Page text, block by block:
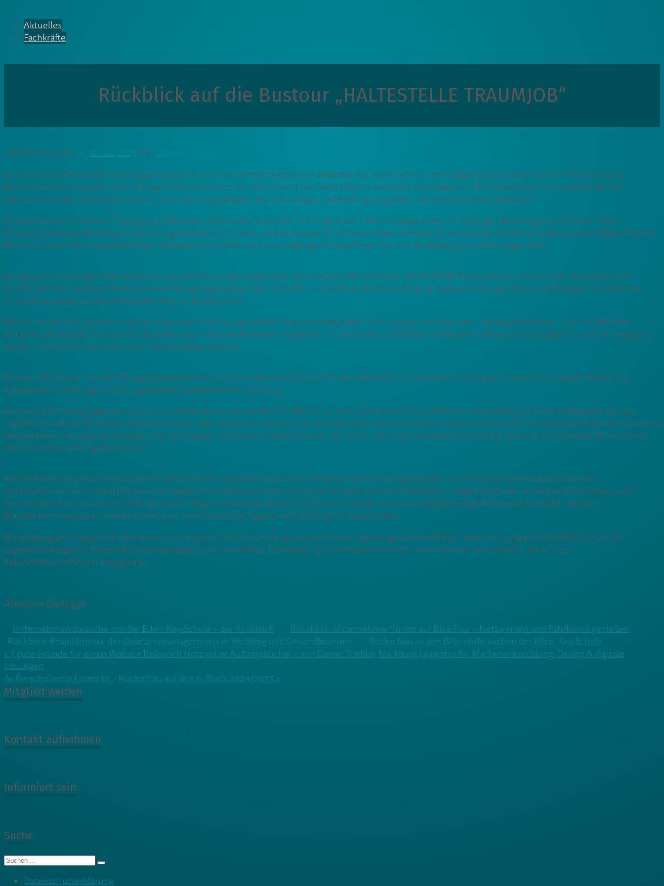
Aktuelles
Fachkräfte
Rückblick auf die Bustour „HALTESTELLE TRAUMJOB“
Veröffentlicht am von
Ist nicht jeder Betrieb mit seiner ganz spezifischen Unternehmenskultur, jede Branche mit ihren beruflichen Aufgaben, ein Kosmos für sich? Wie soll dann
Berufsorientierung aussehen, die jungen Menschen kurz vor dem Eintritt ins Erwerbsleben wirklich eine erfolgreiche Entscheidung für diesen oder jenen
Karriereweg erleichtert? Wie kann es Unternehmen gelingen, ihre zukünftigen Fachkräfte ganz gezielt und persönlich anzusprechen?
Gute Antworten auf diese Fragen gab die Bustour „Haltestelle Traumjob“, ein Projekt des FKUs in Kooperation mit der Jugendberufsagentur Friedrichshain-
Kreuzberg und dem Bezirksamt. Sie bot Jugendlichen aus den 9. und 10. Klassen aus Friedrichshain-Kreuzberg wertvolle Einblicke in die Berufswelt. Dabei öffneten
Berliner Unternehmen aus vielfältigen Branchen ihre Türen, um wissbegierige Schüler*innen für ihre Ausbildungsberufe zu begeistern.
Los ging es an der Jugendberufsagentur, wo zwei Busse die neugierigen Nachwuchskräfte abholten. Mit der BASF Services Europe GmbH, der Gerüstbau Tisch
GmbH, der Koch Automobile AG und der K.Rogge Spezialbau GmbH nutzten vier Berliner Betriebe die gute Chance, mit Jugendlichen ins Gespräch zu kommen
und sich als attraktive Ausbildungsbetriebe zu präsentieren.
Bei der ersten Schülergruppe lag der Schwerpunkt auf ausgewählten Handwerksberufen. Für sie ging es zunächst zum Spezialgerüstbauer Tisch GmbH. Hier
erhielten die Schüler*innen einen Überblick über die verschiedenen Tätigkeiten im Gerüstbau und kamen direkt mit Fachleuten ins Gespräch, um ihre Fragen zu
stellen – praktische Einblicke in den Arbeitsalltag inklusive.
Die nächste Station war die K.Rogge Spezialbau GmbH, dort testeten die Schüler*innen ebenfalls ihr handwerkliches Talent – unter fachkundiger Anleitung
entstanden mit viel Spaß selbst gegossene Stuckelemente. Großartig!
Die zweite Schülergruppe steuerte als erste Station den neuen BASFHubBerlin an. Hier erfuhren die Schüler*innen, wie vielfältig die Chemiebranche ist und
welche innovativen Projekte umgesetzt werden. Der Austausch mit BASF-Auszubildenden und bereits Dual-Studierenden vor Ort eröffnete den Jugendlichen neue
Perspektiven und regte sie dazu an, über ihre eigenen Interessen nachzudenken. Bei einer Führung durch das Haus erhielten sie einen erhellenden Einblick, wie
„New Work“ bei BASF gestaltet wird.
Anschließend ging es zum innovativen Themenwelten-Koch-Store der Koch Automobile AG. Die Jugendlichen erfuhren dort Interessantes über die
Automobilbranche und lernten die verschiedenen Ausbildungsberufe in diesem Bereich kennen. Als Nachwuchslogistiker*innen erhielt jede Schülerin, jeder
Schüler auch noch einen Suchauftrag im Koch-Lager. Die leckere Belohnung für das schnelle Lösen der Aufgabe hat große Freude gemacht. Von den
Mitarbeiterinnen gab es zum Abschied auch noch wertvolle Tipps für den Einstieg ins Berufsleben.
Mit angeregten Gesprächen über die neu erlangten Eindrücke und Inspirationen für den ganz eigenen beruflichen Reiseplan ging es schließlich zurück zur
Jugendberufsagentur Friedrichshain-Kreuzberg. Unser herzliches Dankschön gilt den teilnehmenden Unternehmen und Schulen, die sich als
Zukunftsmacher*innen engagierten.
Ähnliche Beiträge
Unternehmensbesuche mit der Ellen-Key-Schule – der Rückblick
Rückblick: Unternehmer*innen auf Bike-Tour – Netzwerken und Fahrtwind genießen
Rückblick: Projektmesse der Quartiersmanagements in Wedding und Gesundbrunnen
Rückschau zu den Betriebsbesuchen der Ellen-Key-Schule
Beitragsnavigation
« 7 gute Gründe für einen Website Relaunch trotz voller Auftragsbücher – von Daniel Triebke, Markburg | Agentur für Markenentwicklung, Design & digitale
Lösungen
Außerschulische Lernorte – Rückschau auf den II. Block 2024/2025 »
Mitglied werden
Kontakt aufnehmen
Informiert sein
Suche
Suche
Datenschutzerklärung